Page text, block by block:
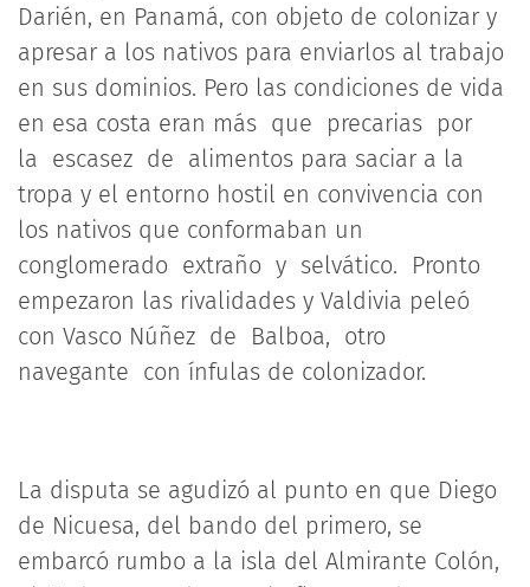
Darién, en Panamá, con objeto de colonizar y
apresar a los nativos para enviarlos al trabajo
en sus dominios. Pero las condiciones de vida
en esa costa eran más que precarias por
la escasez de alimentos para saciar a la
tropa y el entorno hostil en convivencia con
los nativos que conformaban un
conglomerado extraño y selvático. Pronto
empezaron las rivalidades y Valdivia peleó
con Vasco Núñez de Balboa, otro
navegante con ínfulas de colonizador.
La disputa se agudizó al punto en que Diego
de Nicuesa, del bando del primero, se
embarcó rumbo a la isla del Almirante Colón,